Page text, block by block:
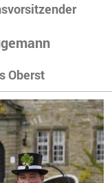
Oberst